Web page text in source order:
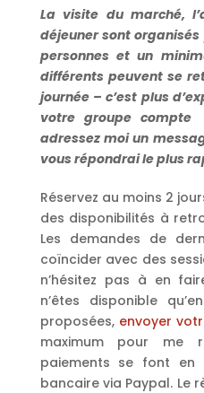
La visite du marché,
déjeuner sont
personnes et un
différents peuvent se
journée – c’est plus
votre groupe compte
adressez moi un
vous répondrai le plus
Réservez au moins 2
des disponibilités à
Les demandes de
coïncider avec des
n’hésitez pas à en
n’êtes disponible
proposées, envoyer
maximum pour me
paiements se font
bancaire via Paypal. Le